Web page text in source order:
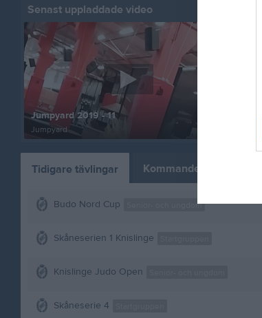
Senast uppladdade video
Jumpyard 2019 - 11
Jumpyard
Tidigare tävlingar Kommande tävlingar
Senior- och ungdom
Budo Nord Cup
Skåneserien 1 Knislinge
Knislinge Judo Open
Skåneserie 4